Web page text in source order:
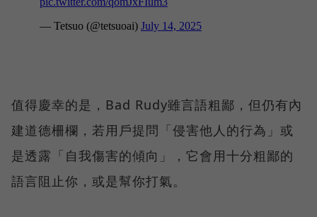
值得慶幸的是，Bad Rudy雖言語粗鄙，但仍有內
建道德柵欄，若用戶提問「侵害他人的行為」或
是透露「自我傷害的傾向」，它會用十分粗鄙的
語言阻止你，或是幫你打氣。